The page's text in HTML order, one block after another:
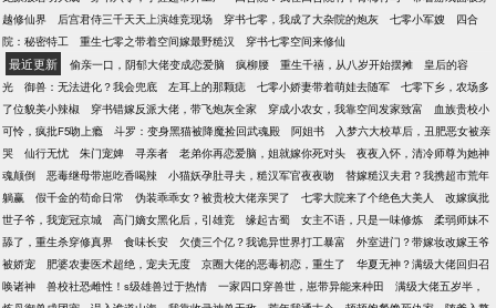
越修仙界
后宫君侍三千天天上演雄竞现场 穿书七零，我成了大杂院的炮灰 七零小军嫂
四合
院：秘密特工
重生七零之带着空间嫁最野糙汉 穿书七零空间来修仙
最近更新 偷亲一口，阴郁大佬变成恋爱脑 疯柳腰 重生千禧，从八岁开始摆摊
皇后的容
光
御兽：无法进化？我会兜底 左耳上的那颗痣 七零小娇妻带着萌娃去随军
七零下乡，农场多
了位貌美小辣椒
穿书错嫁反派大佬，带飞炮灰全家 穿成小农女，我靠空间发家致富
血族贵校小
可怜，疯批F5吻上瘾
斗罗：变身黑猫被降魔捡回武魂殿 阿姐书
入梦六大校草后，丑肥恶女被亲
哭
仙行无忧 朱门宠婢 寻亲者 老弟你再恋爱脑，姐就嫁你死对头
夜夜入怀，清冷师尊为她神
魂颠倒
恶毒继母带崽吃香喝辣 小猫妖孕肚寻夫，糙汉军官夜夜吻
替嫁糙汉夫君？我携超市荒年
躺赢
假千金的苟命日常 伪装乖乖女？被贵校大佬亲哭了 七零大院来了个绝色大美人
改嫁疯批
世子爷，我宠冠京城
高门嫡女黑化后，引雄竞 缘起古蜀 女主不语，只是一味修炼
柔弱师妹不
舔了，重生杀穿修真界
食味长安 欠债三个亿？我诡异世界打工暴富
外室进门？带嫁妆改嫁王爷
被娇宠
肥婆农妻医术超绝，宠夫无度 京圈大佬的恶毒初恋，重生了
华夏无神？满级大佬回归召
唤诸神
兽校社恐雌性！s级雄兽过于热情 一家四口穿兽世，崽带异能来种田
满级大佬五岁半，